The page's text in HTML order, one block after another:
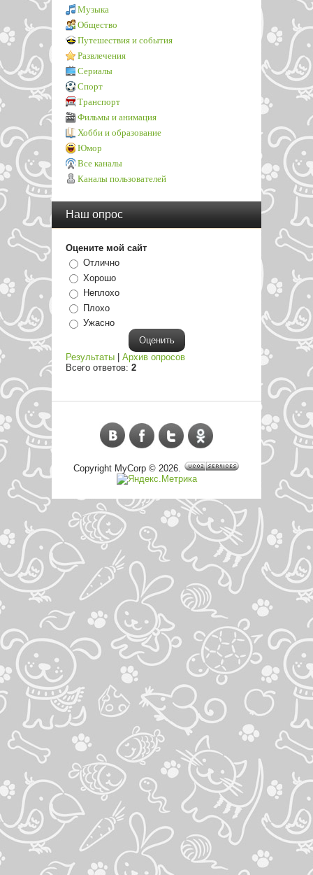
Музыка
Общество
Путешествия и события
Развлечения
Сериалы
Спорт
Транспорт
Фильмы и анимация
Хобби и образование
Юмор
Все каналы
Каналы пользователей
Наш опрос
Оцените мой сайт
Отлично
Хорошо
Неплохо
Плохо
Ужасно
Результаты
Архив опросов
Всего ответов: 2
Copyright MyCorp © 2026